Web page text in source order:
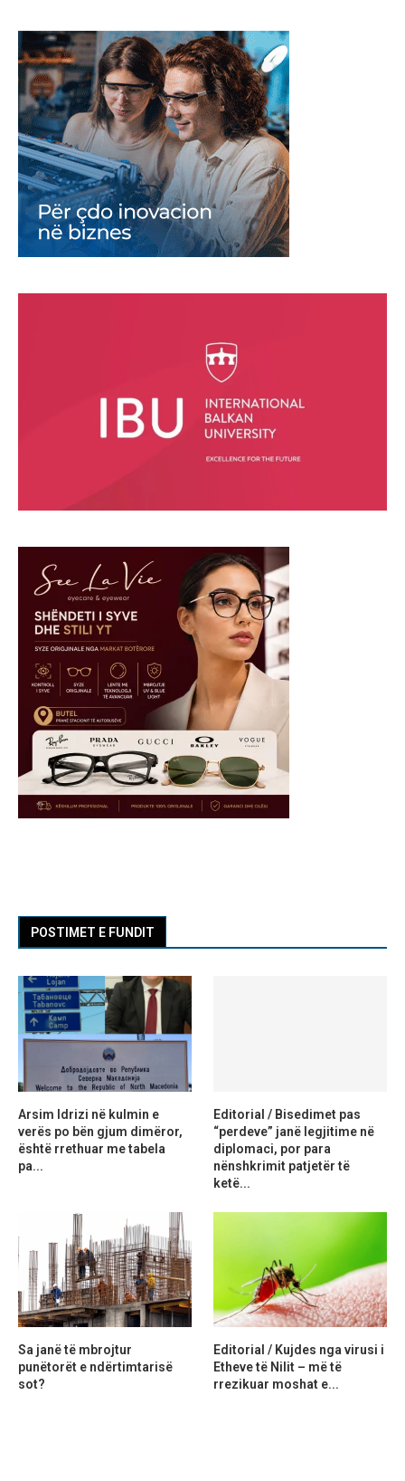
POSTIMET E FUNDIT
Arsim Idrizi në kulmin e
verës po bën gjum dimëror,
është rrethuar me tabela
pa...
Editorial / Bisedimet pas
“perdeve” janë legjitime në
diplomaci, por para
nënshkrimit patjetër të
ketë...
Sa janë të mbrojtur
punëtorët e ndërtimtarisë
sot?
Editorial / Kujdes nga virusi i
Etheve të Nilit – më të
rrezikuar moshat e...